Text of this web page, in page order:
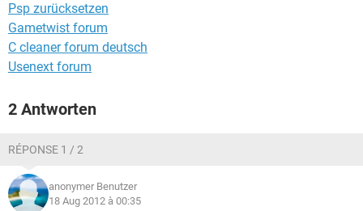
Psp zurücksetzen
Gametwist forum
C cleaner forum deutsch
Usenext forum
2 Antworten
RÉPONSE 1 / 2
anonymer Benutzer
18 Aug 2012 à 00:35